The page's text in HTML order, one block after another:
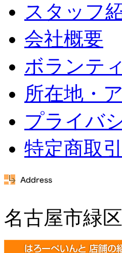
スタッフ
会社概要
ボランテ
所在地・
プライバ
特定商取
名古屋市緑